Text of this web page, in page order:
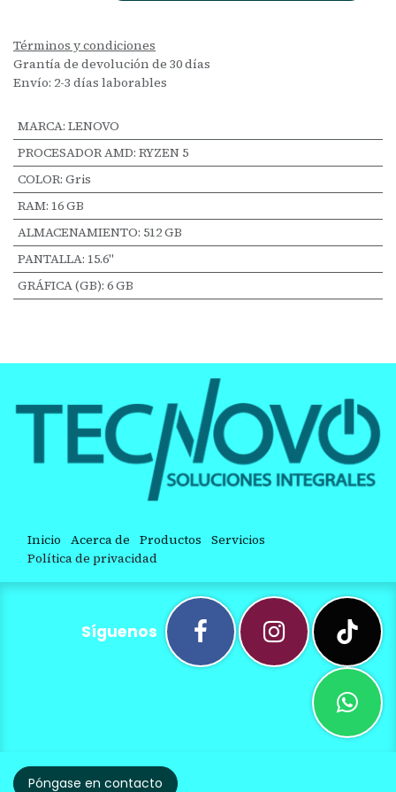
Términos y condiciones
Grantía de devolución de 30 días
Envío: 2-3 días laborables
MARCA: LENOVO
PROCESADOR AMD: RYZEN 5
COLOR: Gris
RAM: 16 GB
ALMACENAMIENTO: 512 GB
PANTALLA: 15.6"
GRÁFICA (GB): 6 GB
Inicio Acerca de Productos Servicios
Política de privacidad
Síguenos
Póngase en contacto